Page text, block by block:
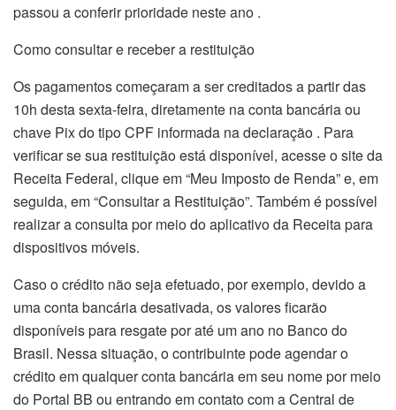
passou a conferir prioridade neste ano .
Como consultar e receber a restituição
Os pagamentos começaram a ser creditados a partir das
10h desta sexta-feira, diretamente na conta bancária ou
chave Pix do tipo CPF informada na declaração . Para
verificar se sua restituição está disponível, acesse o site da
Receita Federal, clique em “Meu Imposto de Renda” e, em
seguida, em “Consultar a Restituição”. Também é possível
realizar a consulta por meio do aplicativo da Receita para
dispositivos móveis.
Caso o crédito não seja efetuado, por exemplo, devido a
uma conta bancária desativada, os valores ficarão
disponíveis para resgate por até um ano no Banco do
Brasil. Nessa situação, o contribuinte pode agendar o
crédito em qualquer conta bancária em seu nome por meio
do Portal BB ou entrando em contato com a Central de